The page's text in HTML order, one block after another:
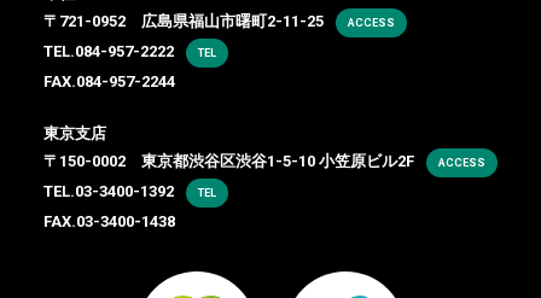
〒721-0952 広島県福山市曙町2-11-25
ACCESS
TEL.084-957-2222 TEL
FAX.084-957-2244
東京支店
〒150-0002 東京都渋谷区渋谷1-5-10 小笠原ビル2F
ACCESS
TEL.03-3400-1392 TEL
FAX.03-3400-1438